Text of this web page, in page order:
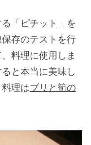
「ピチット」を
存のテストを行
料理に使用しま
と本当に美味し
理はブリと筍の